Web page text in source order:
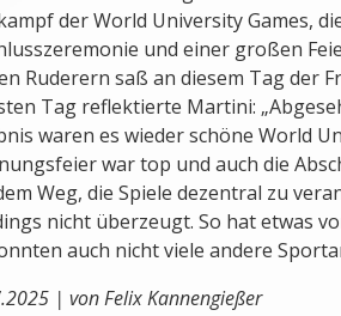
der World University Games,
und einer großen
Ruderern saß an diesem Tag der
Tag reflektierte Martini:
waren es wieder schöne World
war top und auch die
Weg, die Spiele dezentral zu
nicht überzeugt. So hat etwas
auch nicht viele andere
| von Felix Kannengießer